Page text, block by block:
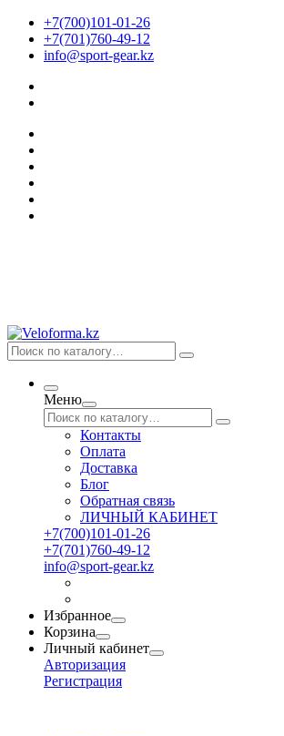
+7(700)101-01-26
+7(701)760-49-12
info@sport-gear.kz
Меню
Контакты
Оплата
Доставка
Блог
Обратная связь
ЛИЧНЫЙ КАБИНЕТ
+7(700)101-01-26
+7(701)760-49-12
info@sport-gear.kz
Избранное
Корзина
Личный кабинет
Авторизация
Регистрация